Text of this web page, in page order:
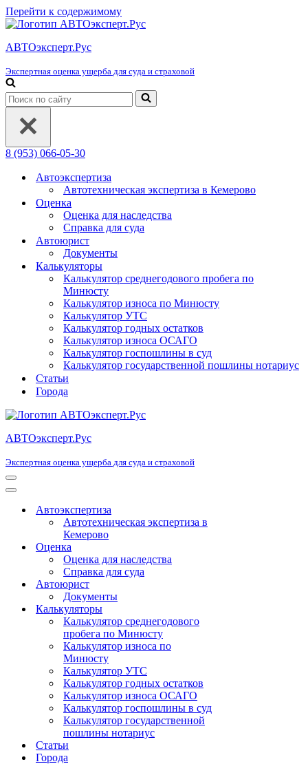
Перейти к содержимому
АВТОэксперт.Рус
Экспертная оценка ущерба для суда и страховой
Искать...
8 (953) 066-05-30
Автоэкспертиза
Автотехническая экспертиза в Кемерово
Оценка
Оценка для наследства
Справка для суда
Автоюрист
Документы
Калькуляторы
Калькулятор среднегодового пробега по
Минюсту
Калькулятор износа по Минюсту
Калькулятор УТС
Калькулятор годных остатков
Калькулятор износа ОСАГО
Калькулятор госпошлины в суд
Калькулятор государственной пошлины нотариус
Статьи
Города
АВТОэксперт.Рус
Экспертная оценка ущерба для суда и страховой
Меню
навигации
Меню
навигацииАвтоэкспертиза
Автотехническая экспертиза в
Кемерово
Оценка
Оценка для наследства
Справка для суда
Автоюрист
Документы
Калькуляторы
Калькулятор среднегодового
пробега по Минюсту
Калькулятор износа по
Минюсту
Калькулятор УТС
Калькулятор годных остатков
Калькулятор износа ОСАГО
Калькулятор госпошлины в суд
Калькулятор государственной
пошлины нотариус
Статьи
Города